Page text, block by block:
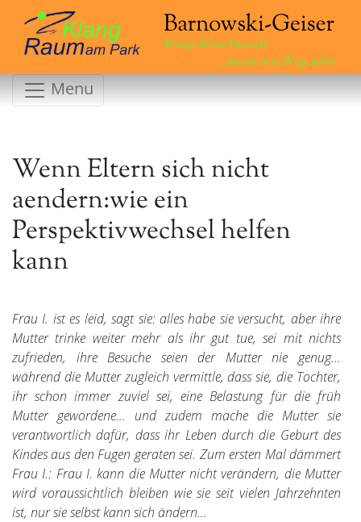
Klänge.Worte.Therapie
...kreativ neue Wege gehen
Menu
Wenn Eltern sich nicht
aendern:wie ein
Perspektivwechsel helfen
kann
Frau I. ist es leid, sagt sie: alles habe sie versucht, aber ihre
Mutter trinke weiter mehr als ihr gut tue, sei mit nichts
zufrieden, ihre Besuche seien der Mutter nie genug…
während die Mutter zugleich vermittle, dass sie, die Tochter,
ihr schon immer zuviel sei, eine Belastung für die früh
Mutter gewordene… und zudem mache die Mutter sie
verantwortlich dafür, dass ihr Leben durch die Geburt des
Kindes aus den Fugen geraten sei. Zum ersten Mal dämmert
Frau I.: Frau I. kann die Mutter nicht verändern, die Mutter
wird voraussichtlich bleiben wie sie seit vielen Jahrzehnten
ist, nur sie selbst kann sich ändern…